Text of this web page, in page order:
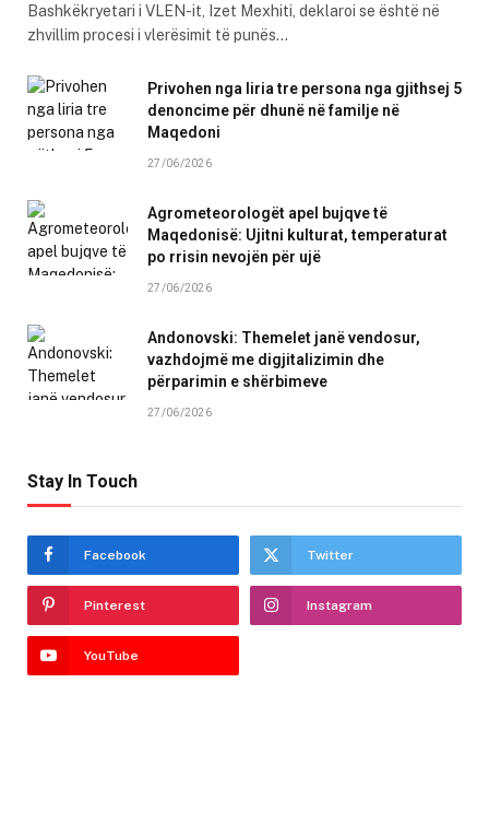
Bashkëkryetari i VLEN-it, Izet Mexhiti, deklaroi se është në
zhvillim procesi i vlerësimit të punës…
Privohen nga liria tre persona nga gjithsej 5
denoncime për dhunë në familje në
Maqedoni
27/06/2026
Agrometeorologët apel bujqve të
Maqedonisë: Ujitni kulturat, temperaturat
po rrisin nevojën për ujë
27/06/2026
Andonovski: Themelet janë vendosur,
vazhdojmë me digjitalizimin dhe
përparimin e shërbimeve
27/06/2026
Stay In Touch
Facebook Twitter
Pinterest Instagram
YouTube